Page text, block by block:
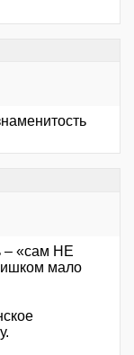
– «сам НЕ
мало